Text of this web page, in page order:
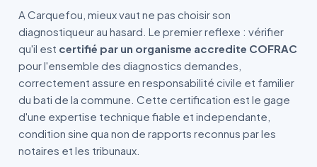
A Carquefou, mieux vaut ne pas choisir son
diagnostiqueur au hasard. Le premier reflexe : vérifier
qu'il est certifié par un organisme accredite COFRAC
pour l'ensemble des diagnostics demandes,
correctement assure en responsabilité civile et familier
du bati de la commune. Cette certification est le gage
d'une expertise technique fiable et independante,
condition sine qua non de rapports reconnus par les
notaires et les tribunaux.